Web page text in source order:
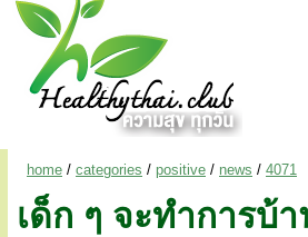
home / categories / positive / news / 4071
เด็ก ๆ จะทำการบ้